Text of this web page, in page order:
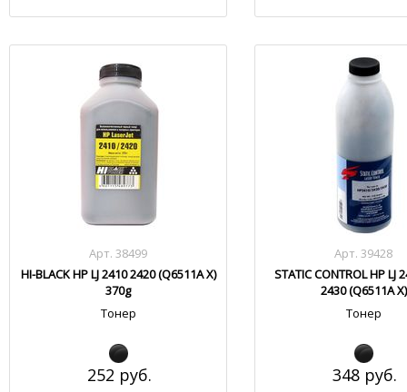
Арт. 38499
HI-BLACK HP LJ 2410 2420 (Q6511A X)
370g
Тонер
252 руб.
Арт. 39428
STATIC CONTROL HP LJ
2430 (Q6511A X)
Тонер
348 руб.